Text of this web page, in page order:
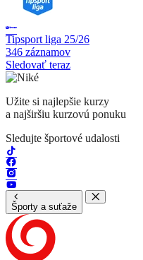
Tipsport liga 25/26
346 záznamov
Sledovať teraz
Užite si najlepšie kurzy
a najširšiu kurzovú ponuku
Sledujte športové udalosti
Športy a suťaže